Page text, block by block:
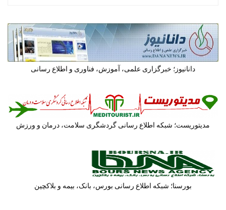
دانانیوز؛ خبرگزاری علمی، آموزش، فناوری و اطلاع رسانی
مدیتوریست؛ شبکه اطلاع رسانی گردشگری سلامت، درمان و ورزش
بورسنا؛ شبکه اطلاع رسانی بورس، بانک، بیمه و بلاکچین